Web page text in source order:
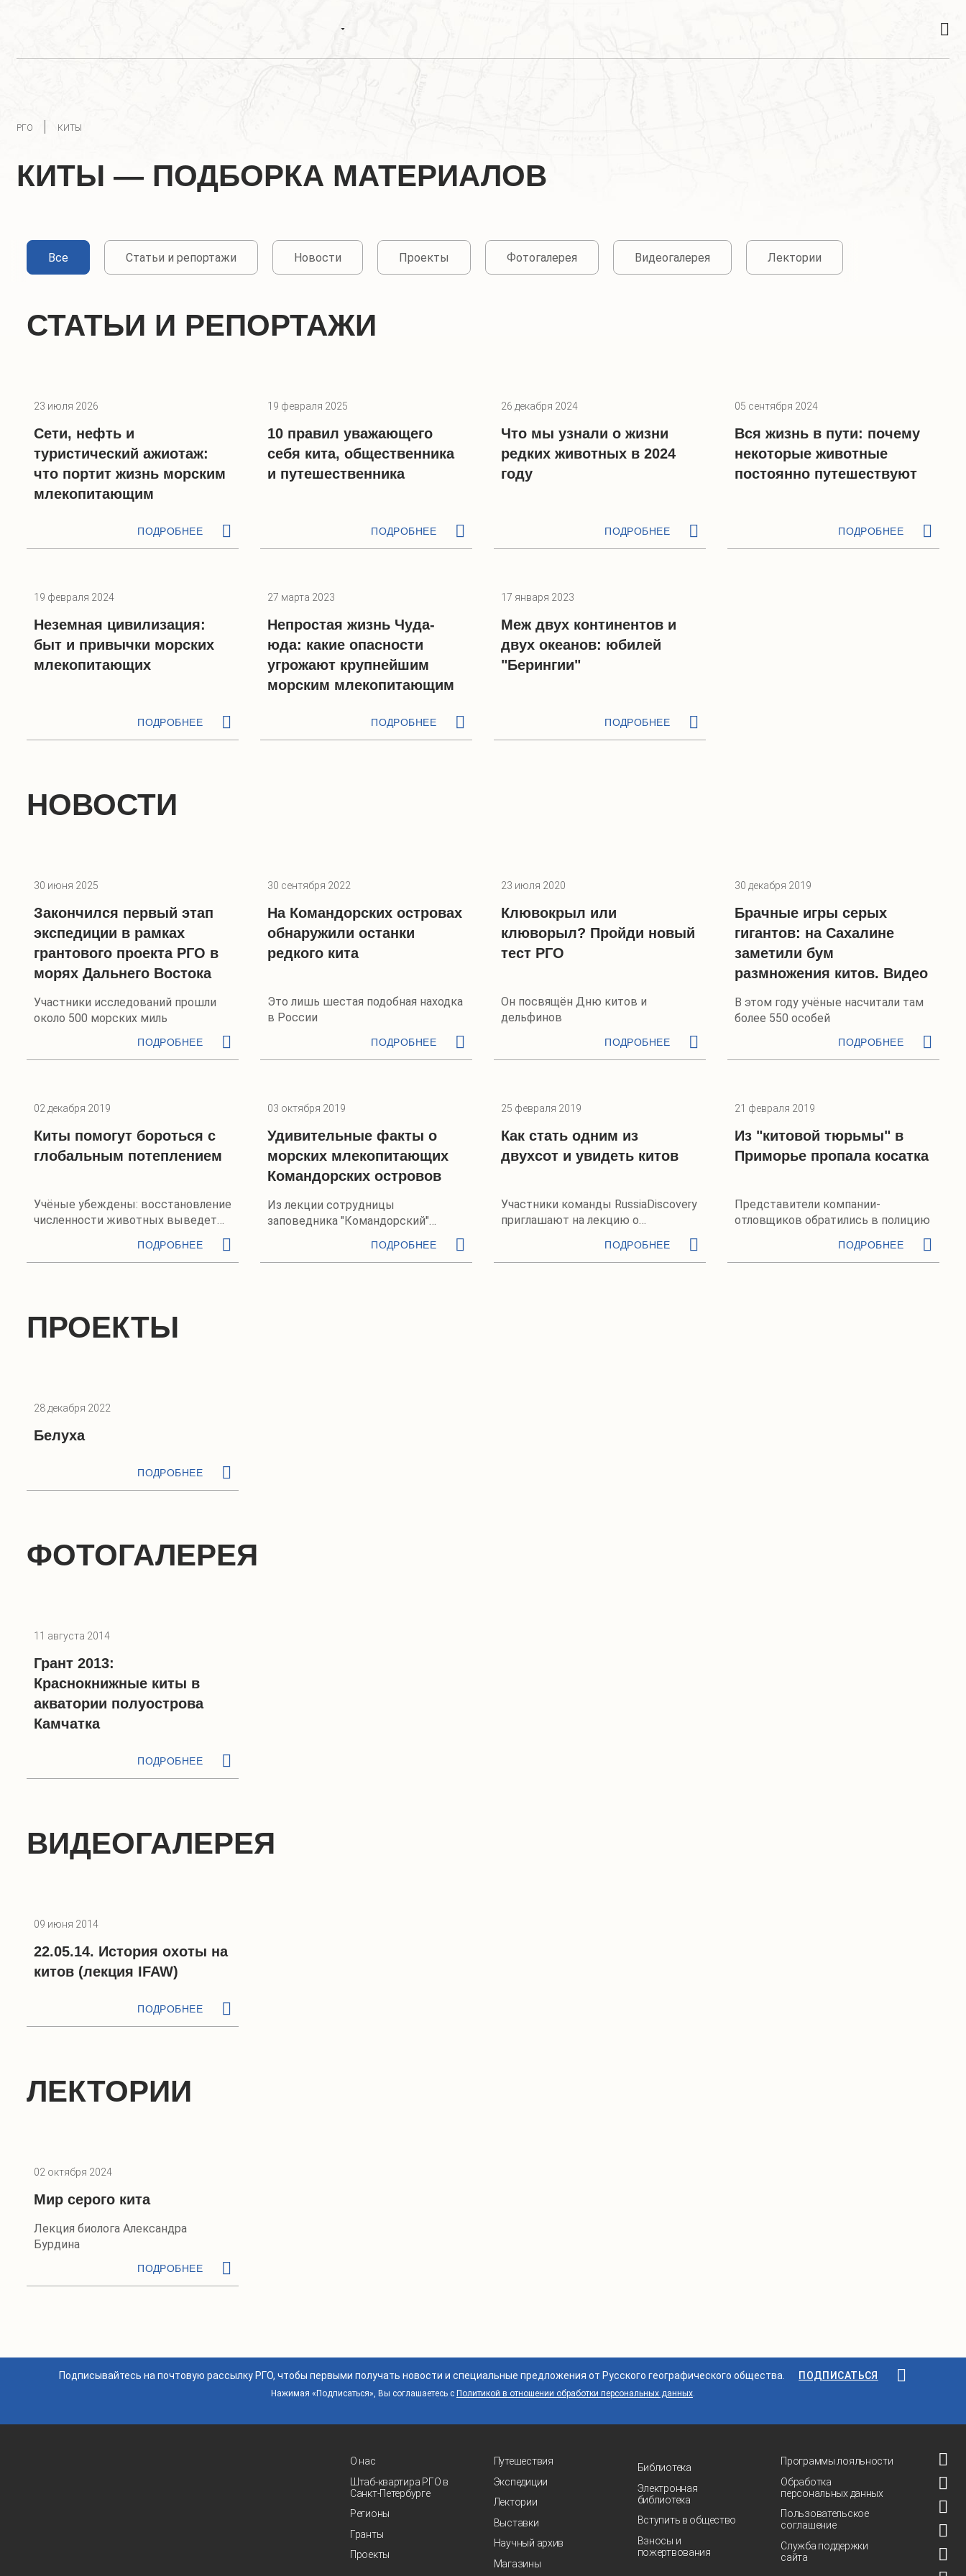
РГО КИТЫ
КИТЫ — ПОДБОРКА МАТЕРИАЛОВ
Все Статьи и репортажи Новости Проекты Фотогалерея Видеогалерея Лектории
СТАТЬИ И РЕПОРТАЖИ
23 июля 2026
Сети, нефть и
туристический ажиотаж:
что портит жизнь морским
млекопитающим
ПОДРОБНЕЕ
19 февраля 2025
10 правил уважающего
себя кита, общественника
и путешественника
ПОДРОБНЕЕ
26 декабря 2024
Что мы узнали о жизни
редких животных в 2024
году
ПОДРОБНЕЕ
05 сентября 2024
Вся жизнь в пути: почему
некоторые животные
постоянно путешествуют
ПОДРОБНЕЕ
19 февраля 2024
Неземная цивилизация:
быт и привычки морских
млекопитающих
ПОДРОБНЕЕ
27 марта 2023
Непростая жизнь Чуда-
юда: какие опасности
угрожают крупнейшим
морским млекопитающим
ПОДРОБНЕЕ
17 января 2023
Меж двух континентов и
двух океанов: юбилей
"Берингии"
ПОДРОБНЕЕ
НОВОСТИ
30 июня 2025
Закончился первый этап
экспедиции в рамках
грантового проекта РГО в
морях Дальнего Востока
Участники исследований прошли
около 500 морских миль
ПОДРОБНЕЕ
30 сентября 2022
На Командорских островах
обнаружили останки
редкого кита
Это лишь шестая подобная находка
в России
ПОДРОБНЕЕ
23 июля 2020
Клювокрыл или
клюворыл? Пройди новый
тест РГО
Он посвящён Дню китов и
дельфинов
ПОДРОБНЕЕ
30 декабря 2019
Брачные игры серых
гигантов: на Сахалине
заметили бум
размножения китов. Видео
В этом году учёные насчитали там
более 550 особей
ПОДРОБНЕЕ
02 декабря 2019
Киты помогут бороться с
глобальным потеплением
Учёные убеждены: восстановление
численности животных выведет
из атмосферы лишние парниковые
ПОДРОБНЕЕ
03 октября 2019
Удивительные факты о
морских млекопитающих
Командорских островов
Из лекции сотрудницы
заповедника "Командорский"
ПОДРОБНЕЕ
25 февраля 2019
Как стать одним из
двухсот и увидеть китов
Участники команды RussiaDiscovery
приглашают на лекцию о
ПОДРОБНЕЕ
21 февраля 2019
Из "китовой тюрьмы" в
Приморье пропала косатка
Представители компании-
отловщиков обратились в полицию
ПОДРОБНЕЕ
ПРОЕКТЫ
28 декабря 2022
Белуха
ПОДРОБНЕЕ
ФОТОГАЛЕРЕЯ
11 августа 2014
Грант 2013:
Краснокнижные киты в
акватории полуострова
Камчатка
ПОДРОБНЕЕ
ВИДЕОГАЛЕРЕЯ
09 июня 2014
22.05.14. История охоты на
китов (лекция IFAW)
ПОДРОБНЕЕ
ЛЕКТОРИИ
02 октября 2024
Мир серого кита
Лекция биолога Александра
Бурдина
ПОДРОБНЕЕ
Подписывайтесь на почтовую рассылку РГО, чтобы первыми получать новости и специальные предложения от Русского географического общества. ПОДПИСАТЬСЯ
Нажимая «Подписаться», Вы соглашаетесь с Политикой в отношении обработки персональных данных.
О нас
Штаб-квартира РГО в
Санкт‑Петербурге
Регионы
Гранты
Проекты
Путешествия
Экспедиции
Лектории
Выставки
Научный архив
Магазины
Библиотека
Электронная
библиотека
Вступить в общество
Взносы и
пожертвования
Программы лояльности
Обработка
персональных данных
Пользовательское
соглашение
Служба поддержки
сайта